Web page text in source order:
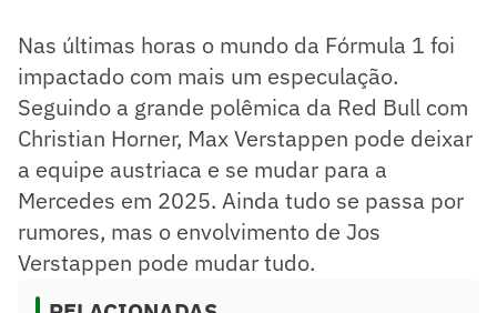
Nas últimas horas o mundo da Fórmula 1 foi
impactado com mais um especulação.
Seguindo a grande polêmica da Red Bull com
Christian Horner, Max Verstappen pode deixar
a equipe austriaca e se mudar para a
Mercedes em 2025. Ainda tudo se passa por
rumores, mas o envolvimento de Jos
Verstappen pode mudar tudo.